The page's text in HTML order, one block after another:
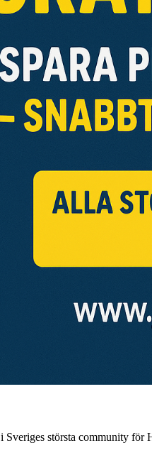
i Sveriges största community för